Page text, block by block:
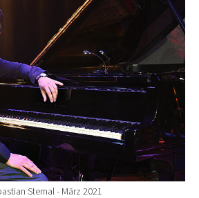
Sternal - März 2021